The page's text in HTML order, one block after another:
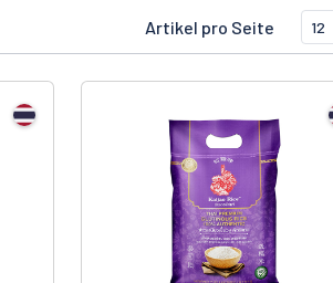
Artikel pro Seite